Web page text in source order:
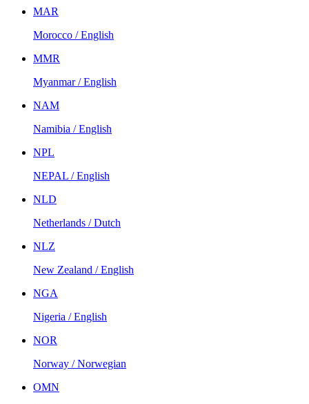
MAR
Morocco / English
MMR
Myanmar / English
NAM
Namibia / English
NPL
NEPAL / English
NLD
Netherlands / Dutch
NLZ
New Zealand / English
NGA
Nigeria / English
NOR
Norway / Norwegian
OMN